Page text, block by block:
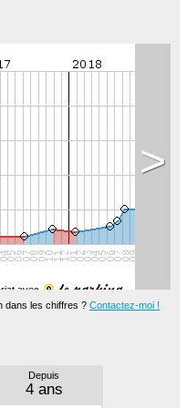
avec
>
dans les chiffres ? Contactez-moi !
Depuis
4 ans